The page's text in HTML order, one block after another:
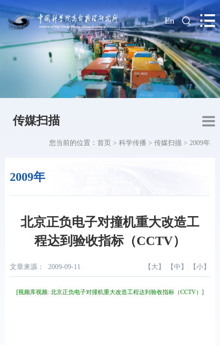
| En
传媒扫描
2009年
您当前的位置： 首页 > 科学传播 > 传媒扫描 > 2009年
北京正负电子对撞机重大改造工
程达到验收指标（CCTV）
文章来源： 2009-09-11 【 大 】 【 中 】 【 小 】
[视频库视频: 北京正负电子对撞机重大改造工程达到验收指标（CCTV）]